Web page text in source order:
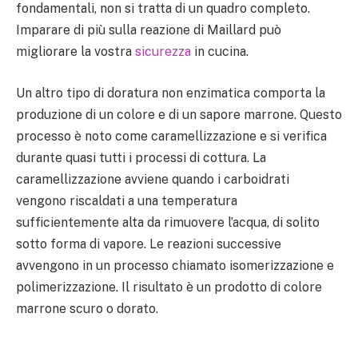
fondamentali, non si tratta di un quadro completo.
Imparare di più sulla reazione di Maillard può
migliorare la vostra sicurezza in cucina.
Un altro tipo di doratura non enzimatica comporta la
produzione di un colore e di un sapore marrone. Questo
processo è noto come caramellizzazione e si verifica
durante quasi tutti i processi di cottura. La
caramellizzazione avviene quando i carboidrati
vengono riscaldati a una temperatura
sufficientemente alta da rimuovere l’acqua, di solito
sotto forma di vapore. Le reazioni successive
avvengono in un processo chiamato isomerizzazione e
polimerizzazione. Il risultato è un prodotto di colore
marrone scuro o dorato.